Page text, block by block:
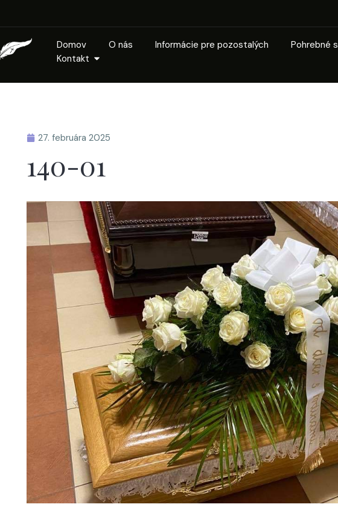
Domov O nás Informácie pre pozostalých
Pohrebné
Kontakt
27. februára 2025
140-01